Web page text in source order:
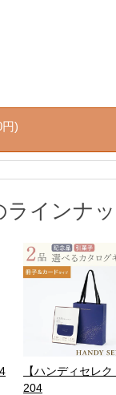
)
ラインナ
【ハンディセレ
204